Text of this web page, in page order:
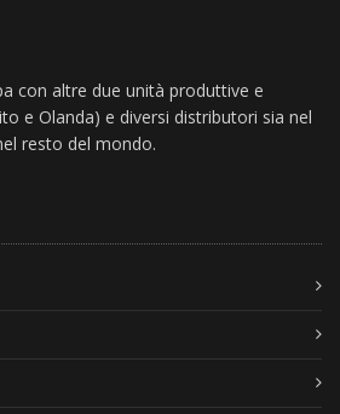
con altre due unità produttive e
e Olanda) e diversi distributori sia nel
resto del mondo.